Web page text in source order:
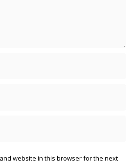
website in this browser for the next